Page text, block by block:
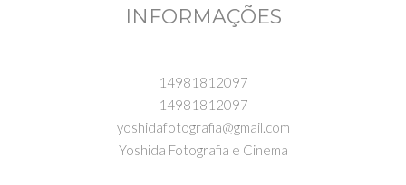
INFORMAÇÕES
14981812097
14981812097
yoshidafotografia@gmail.com
Yoshida Fotografia e Cinema